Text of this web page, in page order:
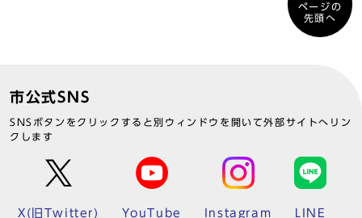
ページの
先頭へ
市公式SNS
SNSボタンをクリックすると別ウィンドウを開いて外部サイトへリン
クします
X(旧Twitter) YouTube Instagram LINE